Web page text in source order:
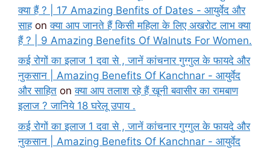
क्या हैं ? | 17 Amazing Benfits of Dates - आयुर्वेद और
साहonक्या आप जानते हैं किसी महिला के लिए अखरोट लाभ क्या
हैं ? | 9 Amazing Benefits Of Walnuts For Women.
कई रोगों का इलाज 1 दवा से , जानें कांचनार गुग्गुल के फायदे और
नुकसान | Amazing Benefits Of Kanchnar - आयुर्वेद
और साहित onक्या आप तलाश रहे हैं खूनी बवासीर का रामबाण
इलाज ? जानिये 18 घरेलू उपाय .
कई रोगों का इलाज 1 दवा से , जानें कांचनार गुग्गुल के फायदे और
नुकसान | Amazing Benefits Of Kanchnar - आयुर्वेद